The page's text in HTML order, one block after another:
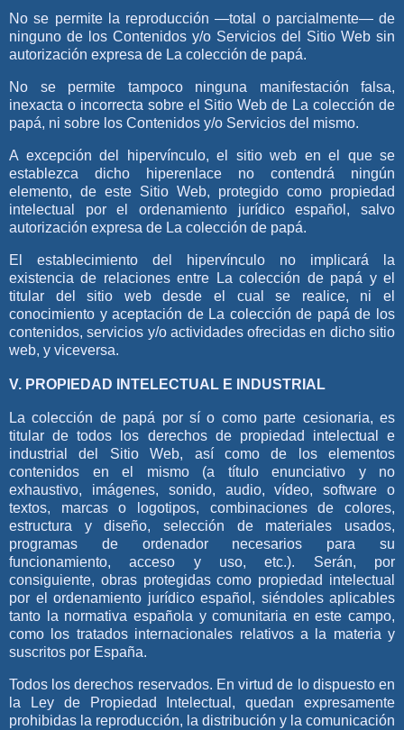
No se permite la reproducción —total o parcialmente— de
ninguno de los Contenidos y/o Servicios del Sitio Web sin
autorización expresa de La colección de papá.
No se permite tampoco ninguna manifestación falsa,
inexacta o incorrecta sobre el Sitio Web de La colección de
papá, ni sobre los Contenidos y/o Servicios del mismo.
A excepción del hipervínculo, el sitio web en el que se
establezca dicho hiperenlace no contendrá ningún
elemento, de este Sitio Web, protegido como propiedad
intelectual por el ordenamiento jurídico español, salvo
autorización expresa de La colección de papá.
El establecimiento del hipervínculo no implicará la
existencia de relaciones entre
La colección de papá y el
titular del sitio web desde el cual se realice, ni el
conocimiento y aceptación de La colección de papá de los
contenidos, servicios y/o actividades ofrecidas en dicho sitio
web, y viceversa.
V. PROPIEDAD INTELECTUAL E INDUSTRIAL
La colección de papá por sí o como parte cesionaria, es
titular de todos los derechos de propiedad intelectual e
industrial del Sitio Web, así como de los elementos
contenidos en el mismo (a título enunciativo y no
exhaustivo, imágenes, sonido, audio, vídeo, software o
textos, marcas o logotipos, combinaciones de colores,
estructura y diseño, selección de materiales usados,
programas de ordenador necesarios para su
funcionamiento, acceso y uso, etc.). Serán, por
consiguiente, obras protegidas como propiedad intelectual
por el ordenamiento jurídico español, siéndoles aplicables
tanto la normativa española y comunitaria en este campo,
como los tratados internacionales relativos a la materia y
suscritos por España.
Todos los derechos reservados. En virtud de lo dispuesto en
la Ley de Propiedad Intelectual, quedan expresamente
prohibidas la reproducción, la distribución y la comunicación